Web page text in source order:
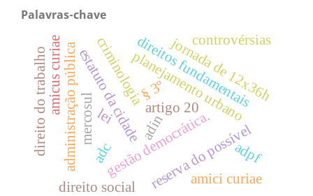
Palavras-chave
planejamento urbano
estatuto da cidade
gestão democrática.
reserva do possível
lei
direitos fundamentais
administração pública
direito social
artigo 20
§ 3º
direito do trabalho jornada de 12x36h
controvérsias
mercosul
amicus curiae
amici curiae
adc
adin
adpf
criminologia